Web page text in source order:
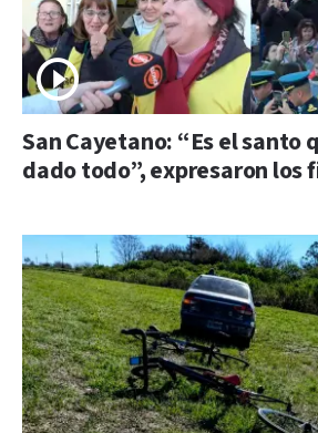
San Cayetano: “Es el santo
dado todo”, expresaron los